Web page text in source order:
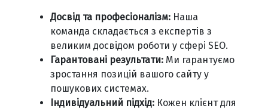
Досвід та професіоналізм: Наша
команда складається з експертів з
великим досвідом роботи у сфері SEO.
Гарантовані результати: Ми гарантуємо
зростання позицій вашого сайту у
пошукових системах.
Індивідуальний підхід: Кожен клієнт для